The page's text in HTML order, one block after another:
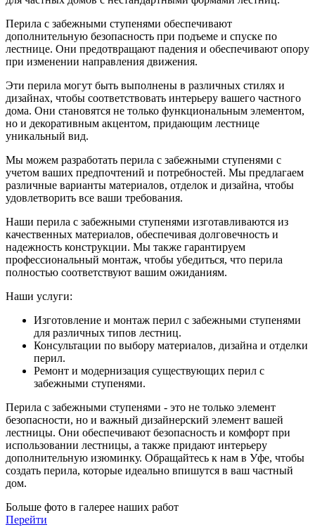
Перила с забежными ступенями обеспечивают
дополнительную безопасность при подъеме и спуске по
лестнице. Они предотвращают падения и обеспечивают опору
при изменении направления движения.
Эти перила могут быть выполнены в различных стилях и
дизайнах, чтобы соответствовать интерьеру вашего частного
дома. Они становятся не только функциональным элементом,
но и декоративным акцентом, придающим лестнице
уникальный вид.
Мы можем разработать перила с забежными ступенями с
учетом ваших предпочтений и потребностей. Мы предлагаем
различные варианты материалов, отделок и дизайна, чтобы
удовлетворить все ваши требования.
Наши перила с забежными ступенями изготавливаются из
качественных материалов, обеспечивая долговечность и
надежность конструкции. Мы также гарантируем
профессиональный монтаж, чтобы убедиться, что перила
полностью соответствуют вашим ожиданиям.
Наши услуги:
Изготовление и монтаж перил с забежными ступенями
для различных типов лестниц.
Консультации по выбору материалов, дизайна и отделки
перил.
Ремонт и модернизация существующих перил с
забежными ступенями.
Перила с забежными ступенями - это не только элемент
безопасности, но и важный дизайнерский элемент вашей
лестницы. Они обеспечивают безопасность и комфорт при
использовании лестницы, а также придают интерьеру
дополнительную изюминку. Обращайтесь к нам в Уфе, чтобы
создать перила, которые идеально впишутся в ваш частный
дом.
Больше фото в галерее наших работ
Перейти